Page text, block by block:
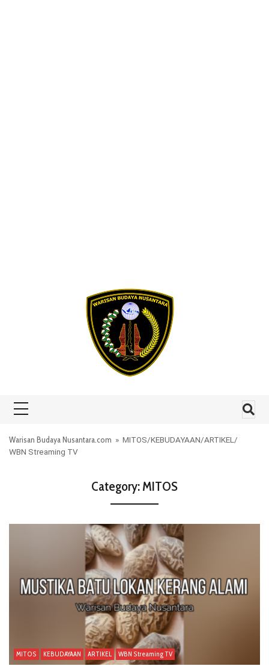
Warisan Budaya Nusantara.com » MITOS/KEBUDAYAAN/ARTIKEL /
WBN Streaming TV
Category:MITOS
MITOS KEBUDAYAAN ARTIKEL WBN Streaming TV